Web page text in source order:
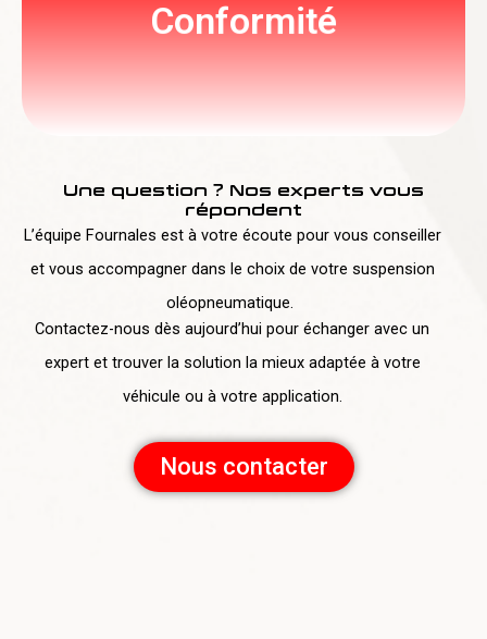
Conformité
européennes et internationales
Une question ? Nos experts vous
répondent
L’équipe Fournales est à votre écoute pour vous conseiller
et vous accompagner dans le choix de votre suspension
oléopneumatique.
Contactez-nous dès aujourd’hui pour échanger avec un
expert et trouver la solution la mieux adaptée à votre
véhicule ou à votre application.
Nous contacter